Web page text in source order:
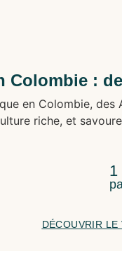
Colombie :
en Colombie,
riche, et
DÉCOUVRIR LE